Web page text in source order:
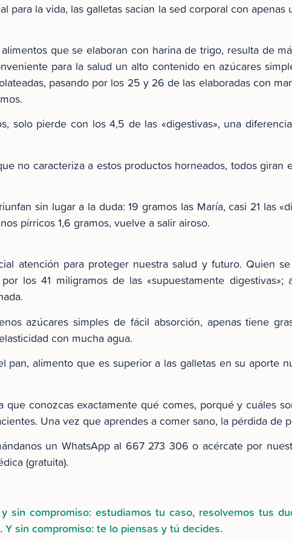
para la vida, las galletas sacian la sed corporal con
que se elaboran con harina de trigo, resulta de
para la salud un alto contenido en azúcares
pasando por los 25 y 26 de las elaboradas con
solo pierde con los 4,5 de las «digestivas», una
no caracteriza a estos productos horneados, todos
sin lugar a la duda: 19 gramos las María, casi 21 las
pírricos 1,6 gramos, vuelve a salir airoso.
atención para proteger nuestra salud y futuro. Quien
los 41 miligramos de las «supuestamente
azúcares simples de fácil absorción, apenas tiene
con mucha agua.
pan, alimento que es superior a las galletas en su aporte
que conozcas exactamente qué comes, porqué y cuáles
Una vez que aprendes a comer sano, la pérdida de
un WhatsApp al 667 273 306 o acércate por
(gratuita).
sin compromiso: estudiamos tu caso, resolvemos tus
sin compromiso: te lo piensas y tú decides.